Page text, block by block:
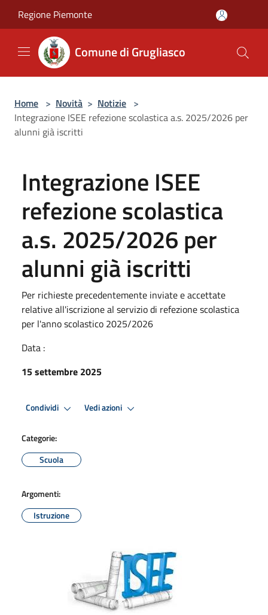
Regione Piemonte
Comune di Grugliasco
Home > Novità > Notizie >
Integrazione ISEE refezione scolastica a.s. 2025/2026 per
alunni già iscritti
Integrazione ISEE
refezione scolastica
a.s. 2025/2026 per
alunni già iscritti
Per richieste precedentemente inviate e accettate
relative all'iscrizione al servizio di refezione scolastica
per l'anno scolastico 2025/2026
Data :
15 settembre 2025
Condividi Vedi azioni
Categorie:
Scuola
Argomenti:
Istruzione